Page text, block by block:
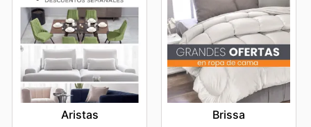
Aristas Brissa